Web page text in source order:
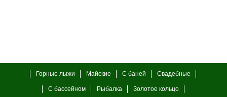
Горные лыжи Майские С баней Свадебные
С бассейном Рыбалка Золотое кольцо